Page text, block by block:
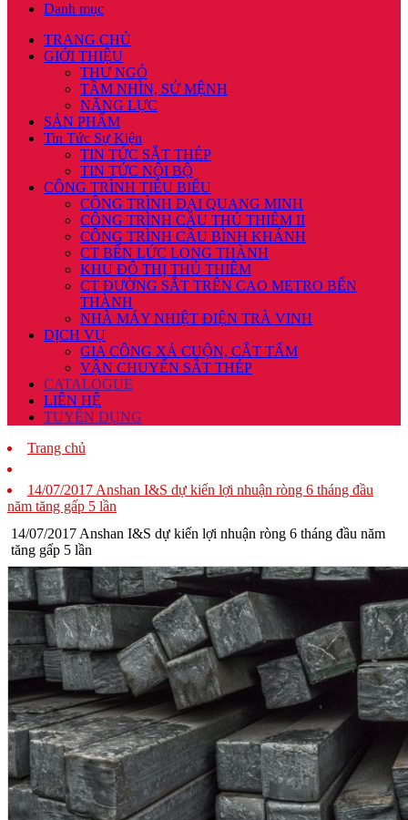
Danh mục
TRANG CHỦ
GIỚI THIỆU
THƯ NGỎ
TẦM NHÌN, SỨ MỆNH
NĂNG LỰC
SẢN PHẨM
Tin Tức Sự Kiện
TIN TỨC SẮT THÉP
TIN TỨC NỘI BỘ
CÔNG TRÌNH TIÊU BIỂU
CÔNG TRÌNH ĐẠI QUANG MINH
CÔNG TRÌNH CẦU THỦ THIÊM II
CÔNG TRÌNH CẦU BÌNH KHÁNH
CT BẾN LỨC LONG THÀNH
KHU ĐÔ THỊ THỦ THIÊM
CT ĐƯỜNG SẮT TRÊN CAO METRO BẾN
THÀNH
NHÀ MÁY NHIỆT ĐIỆN TRÀ VINH
DỊCH VỤ
GIA CÔNG XẢ CUỘN, CẮT TẤM
VẬN CHUYỂN SẮT THÉP
CATALOGUE
LIÊN HỆ
TUYỂN DỤNG
Trang chủ
14/07/2017 Anshan I&S dự kiến lợi nhuận ròng 6 tháng đầu
năm tăng gấp 5 lần
14/07/2017 Anshan I&S dự kiến lợi nhuận ròng 6 tháng đầu năm
tăng gấp 5 lần